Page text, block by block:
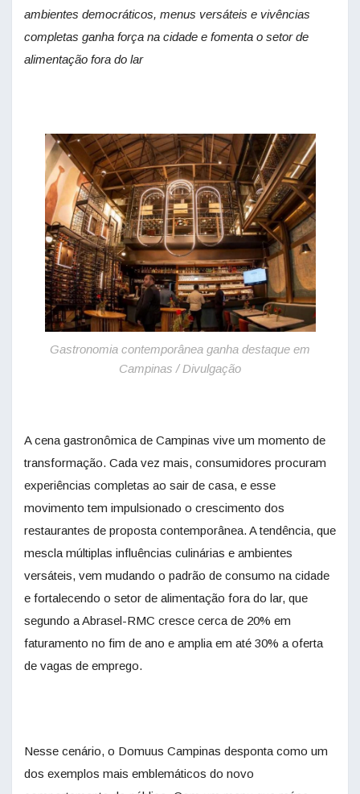
ambientes democráticos, menus versáteis e vivências
completas ganha força na cidade e fomenta o setor de
alimentação fora do lar
Gastronomia contemporânea ganha destaque em
Campinas / Divulgação
A cena gastronômica de Campinas vive um momento de
transformação. Cada vez mais, consumidores procuram
experiências completas ao sair de casa, e esse
movimento tem impulsionado o crescimento dos
restaurantes de proposta contemporânea. A tendência, que
mescla múltiplas influências culinárias e ambientes
versáteis, vem mudando o padrão de consumo na cidade
e fortalecendo o setor de alimentação fora do lar, que
segundo a Abrasel-RMC cresce cerca de 20% em
faturamento no fim de ano e amplia em até 30% a oferta
de vagas de emprego.
Nesse cenário, o Domuus Campinas desponta como um
dos exemplos mais emblemáticos do novo